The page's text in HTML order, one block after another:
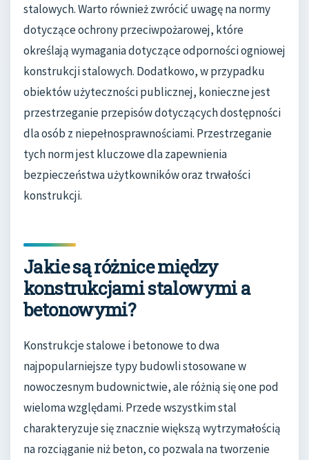
stalowych. Warto również zwrócić uwagę na normy
dotyczące ochrony przeciwpożarowej, które
określają wymagania dotyczące odporności ogniowej
konstrukcji stalowych. Dodatkowo, w przypadku
obiektów użyteczności publicznej, konieczne jest
przestrzeganie przepisów dotyczących dostępności
dla osób z niepełnosprawnościami. Przestrzeganie
tych norm jest kluczowe dla zapewnienia
bezpieczeństwa użytkowników oraz trwałości
konstrukcji.
Jakie są różnice między
konstrukcjami stalowymi a
betonowymi?
Konstrukcje stalowe i betonowe to dwa
najpopularniejsze typy budowli stosowane w
nowoczesnym budownictwie, ale różnią się one pod
wieloma względami. Przede wszystkim stal
charakteryzuje się znacznie większą wytrzymałością
na rozciąganie niż beton, co pozwala na tworzenie